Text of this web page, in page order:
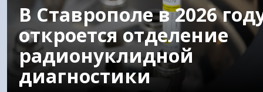
В Ставрополе в 2026
откроется отделение
радионуклидной
диагностики